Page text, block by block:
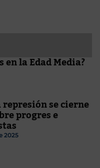
la Edad Media?
represión se cierne
progres e
2025